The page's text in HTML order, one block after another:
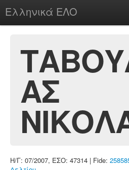
Ελληνικά ΕΛΟ
chesstu.be @ discord
LoginΑΣ
Η/Γ: 07/2007, ΕΣΟ: 47314 | Fide: